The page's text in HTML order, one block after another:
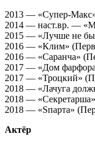
2013 — «Супер-
2014 — наст.вр. —
2015 — «Лучше не
2016 — «Клим»
2016 — «Саранча»
2017 — «Дом
2017 — «Троцкий»
2018 — «Лачуга
2018 —
2018 — «Sпарта»
Актёр